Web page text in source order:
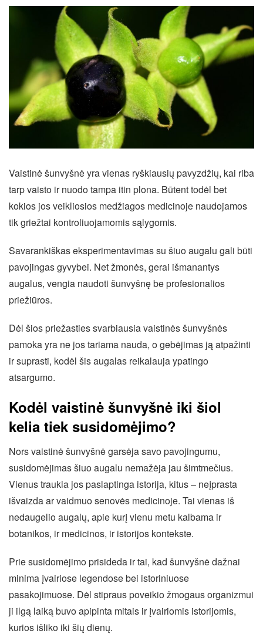
Vaistinė šunvyšnė yra vienas ryškiausių pavyzdžių, kai riba
tarp vaisto ir nuodo tampa itin plona. Būtent todėl bet
kokios jos veikliosios medžiagos medicinoje naudojamos
tik griežtai kontroliuojamomis sąlygomis.
Savarankiškas eksperimentavimas su šiuo augalu gali būti
pavojingas gyvybei. Net žmonės, gerai išmanantys
augalus, vengia naudoti šunvyšnę be profesionalios
priežiūros.
Dėl šios priežasties svarbiausia vaistinės šunvyšnės
pamoka yra ne jos tariama nauda, o gebėjimas ją atpažinti
ir suprasti, kodėl šis augalas reikalauja ypatingo
atsargumo.
Kodėl vaistinė šunvyšnė iki šiol
kelia tiek susidomėjimo?
Nors vaistinė šunvyšnė garsėja savo pavojingumu,
susidomėjimas šiuo augalu nemažėja jau šimtmečius.
Vienus traukia jos paslaptinga istorija, kitus – neįprasta
išvaizda ar vaidmuo senovės medicinoje. Tai vienas iš
nedaugelio augalų, apie kurį vienu metu kalbama ir
botanikos, ir medicinos, ir istorijos kontekste.
Prie susidomėjimo prisideda ir tai, kad šunvyšnė dažnai
minima įvairiose legendose bei istoriniuose
pasakojimuose. Dėl stipraus poveikio žmogaus organizmui
ji ilgą laiką buvo apipinta mitais ir įvairiomis istorijomis,
kurios išliko iki šių dienų.